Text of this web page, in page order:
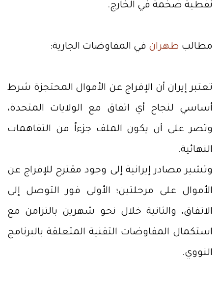
نفطية ضخمة في الخارج.
مطالب طهران في المفاوضات الجارية:
تعتبر إيران أن الإفراج عن الأموال المحتجزة شرط
أساسي لنجاح أي اتفاق مع الولايات المتحدة،
وتصر على أن يكون الملف جزءاً من التفاهمات
النهائية.
وتشير مصادر إيرانية إلى وجود مقترح للإفراج عن
الأموال على مرحلتين؛ الأولى فور التوصل إلى
الاتفاق، والثانية خلال نحو شهرين بالتزامن مع
استكمال المفاوضات التقنية المتعلقة بالبرنامج
النووي.